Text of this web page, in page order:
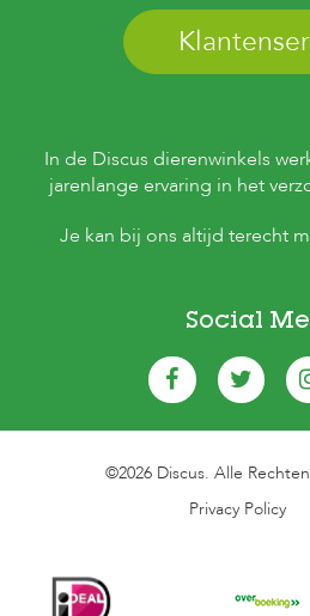
In de Discus dierenwinkels
jarenlange ervaring in het
Je kan bij ons altijd terecht
Social
©2026 Discus. Alle
Privacy Policy